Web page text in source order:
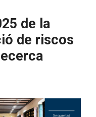
de la
de riscos